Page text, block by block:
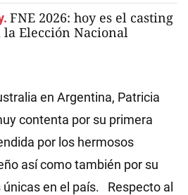
FNE 2026: hoy es el casting
la Elección Nacional
en Argentina, Patricia
contenta por su primera
por los hermosos
así como también por su
en el país. Respecto al